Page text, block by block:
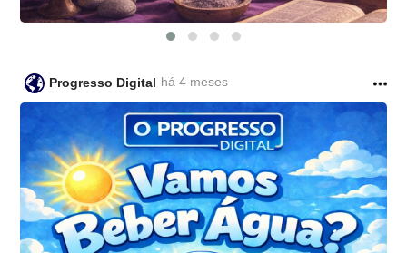
Progresso Digital há 4 meses